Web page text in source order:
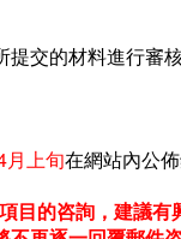
提交的材料進行審
月上旬在網站內公
目的咨詢，建議